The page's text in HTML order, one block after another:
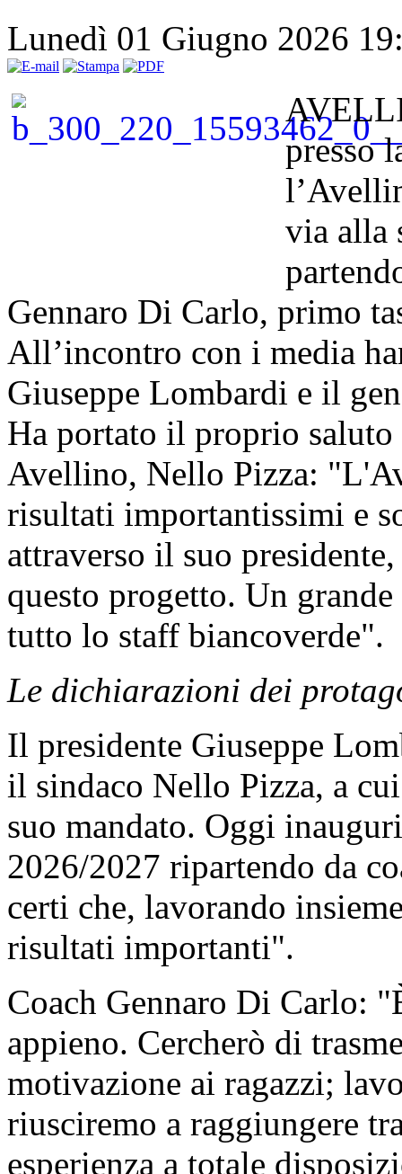
Lunedì 01 Giugno 2026
presso
via alla
Gennaro Di Carlo, primo
All’incontro con i media
Giuseppe Lombardi e il
Ha portato il proprio
Avellino, Nello Pizza:
risultati importantissimi e
attraverso il suo
questo progetto. Un
tutto lo staff biancoverde".
Le dichiarazioni dei
Il presidente Giuseppe
il sindaco Nello Pizza, a
suo mandato. Oggi
2026/2027 ripartendo da
certi che, lavorando
risultati importanti".
Coach Gennaro Di Carlo:
appieno. Cercherò di
motivazione ai ragazzi;
riusciremo a raggiungere
esperienza a totale